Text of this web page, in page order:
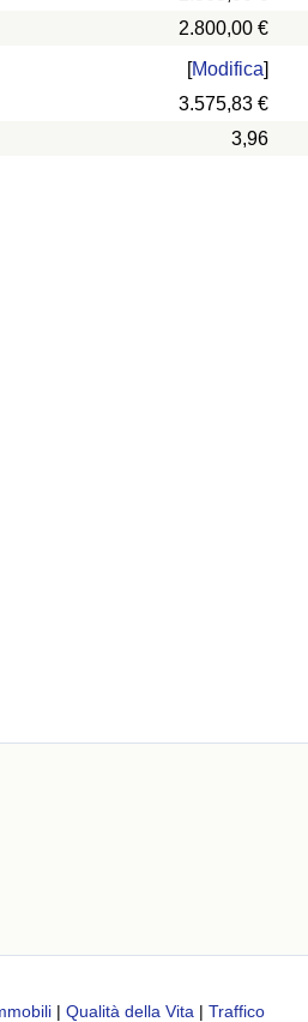
2.800,00 €
[Modifica]
3.575,83 €
3,96
| Qualità della Vita | Traffico